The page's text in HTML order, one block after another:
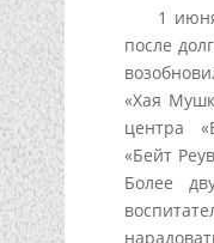
1
после
«Хая
центра
«Бейт
Более